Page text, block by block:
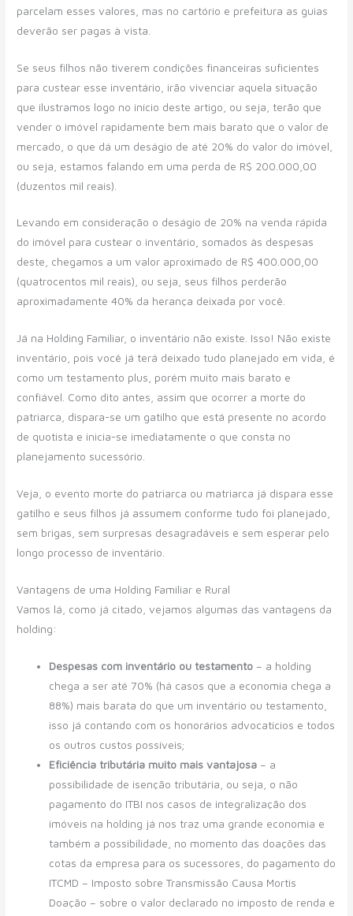
parcelam esses valores, mas no cartório e prefeitura as guias
deverão ser pagas à vista.
Se seus filhos não tiverem condições financeiras suficientes
para custear esse inventário, irão vivenciar aquela situação
que ilustramos logo no início deste artigo, ou seja, terão que
vender o imóvel rapidamente bem mais barato que o valor de
mercado, o que dá um deságio de até 20% do valor do imóvel,
ou seja, estamos falando em uma perda de R$ 200.000,00
(duzentos mil reais).
Levando em consideração o deságio de 20% na venda rápida
do imóvel para custear o inventário, somados às despesas
deste, chegamos a um valor aproximado de R$ 400.000,00
(quatrocentos mil reais), ou seja, seus filhos perderão
aproximadamente 40% da herança deixada por você.
Já na Holding Familiar, o inventário não existe. Isso! Não existe
inventário, pois você já terá deixado tudo planejado em vida, é
como um testamento plus, porém muito mais barato e
confiável. Como dito antes, assim que ocorrer a morte do
patriarca, dispara-se um gatilho que está presente no acordo
de quotista e inicia-se imediatamente o que consta no
planejamento sucessório.
Veja, o evento morte do patriarca ou matriarca já dispara esse
gatilho e seus filhos já assumem conforme tudo foi planejado,
sem brigas, sem surpresas desagradáveis e sem esperar pelo
longo processo de inventário.
Vantagens de uma Holding Familiar e Rural
Vamos lá, como já citado, vejamos algumas das vantagens da
holding:
Despesas com inventário ou testamento – a holding
chega a ser até 70% (há casos que a economia chega a
88%) mais barata do que um inventário ou testamento,
isso já contando com os honorários advocatícios e todos
os outros custos possíveis;
Eficiência tributária muito mais vantajosa – a
possibilidade de isenção tributária, ou seja, o não
pagamento do ITBI nos casos de integralização dos
imóveis na holding já nos traz uma grande economia e
também a possibilidade, no momento das doações das
cotas da empresa para os sucessores, do pagamento do
ITCMD – Imposto sobre Transmissão Causa Mortis
Doação – sobre o valor declarado no imposto de renda e